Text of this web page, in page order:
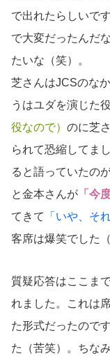
で出れたらしいで
で大変だったんだ
たいな（笑）。
芝さんはJCSのな
うはユダを演じた
役なので） のに芝
られて恐縮してま
ると語っていたの
と金本さんが 「今
てきて
「いや、そ
客席は爆笑でした（
質疑応答はここま
れました。これは
た形式だったので
た（苦笑）。ちな